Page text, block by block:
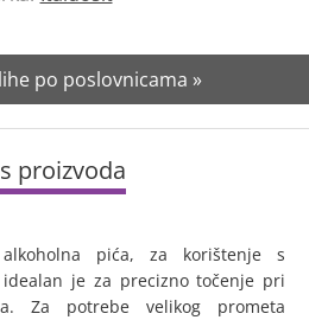
po poslovnicama »
proizvoda
pića, za korištenje s
je za precizno točenje pri
Za potrebe velikog prometa